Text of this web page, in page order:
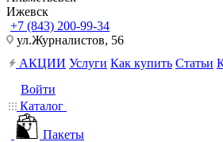
Ижевск
+7 (843) 200-99-34
ул.Журналистов, 56
АКЦИИ Услуги Как купить Статьи
Войти
Каталог
Пакеты